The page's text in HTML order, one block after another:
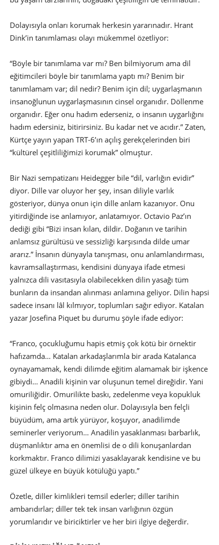
Dolayısıyla onları korumak herkesin yararınadır. Hrant
Dink’in tanımlaması olayı mükemmel özetliyor:
“Böyle bir tanımlama var mı? Ben bilmiyorum ama dil
eğitimcileri böyle bir tanımlama yaptı mı? Benim bir
tanımlamam var; dil nedir? Benim için dil; uygarlaşmanın
insanoğlunun uygarlaşmasının cinsel organıdır. Döllenme
organıdır. Eğer onu hadım ederseniz, o insanın uygarlığını
hadım edersiniz, bitirirsiniz. Bu kadar net ve acıdır.” Zaten,
Kürtçe yayın yapan TRT-6’ın açılış gerekçelerinden biri
“kültürel çeşitliliğimizi korumak” olmuştur.
Bir Nazi sempatizanı Heidegger bile “dil, varlığın evidir”
diyor. Dille var oluyor her şey, insan diliyle varlık
gösteriyor, dünya onun için dille anlam kazanıyor. Onu
yitirdiğinde ise anlamıyor, anlatamıyor. Octavio Paz’ın
dediği gibi “Bizi insan kılan, dildir. Doğanın ve tarihin
anlamsız gürültüsü ve sessizliği karşısında dilde umar
ararız.” İnsanın dünyayla tanışması, onu anlamlandırması,
kavramsallaştırması, kendisini dünyaya ifade etmesi
yalnızca dili vasıtasıyla olabilecekken dilin yasağı tüm
bunların da insandan alınması anlamına geliyor. Dilin hapsi
sadece insanı lâl kılmıyor, toplumları sağır ediyor. Katalan
yazar Josefina Piquet bu durumu şöyle ifade ediyor:
“Franco, çocukluğumu hapis etmiş çok kötü bir örnektir
hafızamda… Katalan arkadaşlarımla bir arada Katalanca
oynayamamak, kendi dilimde eğitim alamamak bir işkence
gibiydi… Anadili kişinin var oluşunun temel direğidir. Yani
omuriliğidir. Omurilikte baskı, zedelenme veya kopukluk
kişinin felç olmasına neden olur. Dolayısıyla ben felçli
büyüdüm, ama artık yürüyor, koşuyor, anadilimde
seminerler veriyorum… Anadilin yasaklanması barbarlık,
düşmanlıktır ama en önemlisi de o dili konuşanlardan
korkmaktır. Franco dilimizi yasaklayarak kendisine ve bu
güzel ülkeye en büyük kötülüğü yaptı.”
Özetle, diller kimlikleri temsil ederler; diller tarihin
ambarıdırlar; diller tek tek insan varlığının özgün
yorumlarıdır ve biriciktirler ve her biri ilgiye değerdir.